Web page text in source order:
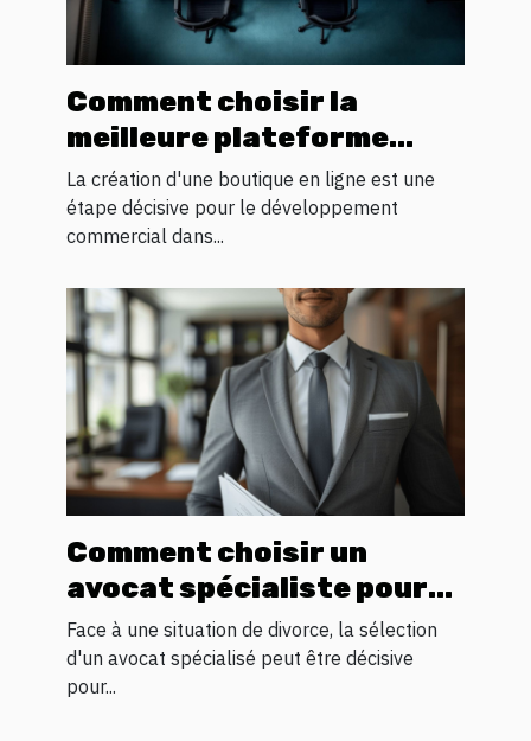
Comment choisir la
meilleure plateforme
pour votre boutique en
ligne
La création d'une boutique en ligne est une
étape décisive pour le développement
commercial dans...
Comment choisir un
avocat spécialiste pour
votre processus de
divorce
Face à une situation de divorce, la sélection
d'un avocat spécialisé peut être décisive
pour...